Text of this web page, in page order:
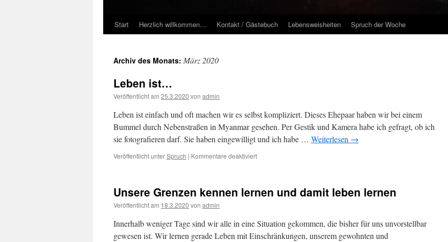
Start Herzlich willkommen… Kontakt / Gästebuch Lebensweisheiten Spruch der Woche
Archiv des Monats: März 2020
Leben ist…
Veröffentlicht am 25.3.2020 von admin
Leben ist einfach und oft machen wir es selbst kompliziert. Dieses Ehepaar haben wir bei einem
Bummel durch Nebenstraßen in Myanmar gesehen. Per Gestik und Kamera habe ich gefragt, ob ich
sie fotografieren darf. Sie haben eingewilligt und ich habe … Weiterlesen →
Veröffentlicht unterSpruch | Kommentare deaktiviertfür
Unsere Grenzen kennen lernen und damit leben lernen
Veröffentlicht am 18.3.2020 von admin
Innerhalb weniger Tage sind wir alle in eine Situation gekommen, die bisher für uns unvorstellbar
gewesen ist. Wir lernen gerade Leben mit Einschränkungen, unserem gewohnten und